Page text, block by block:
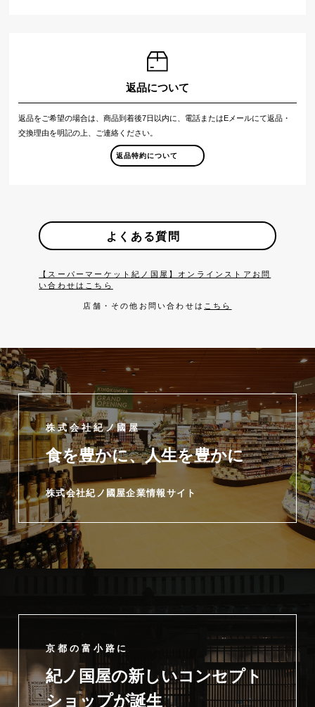
返品について
返品をご希望の場合は、商品到着後7日以内に、電話またはEメールにて返品・
交換理由を明記の上、ご連絡ください。
返品特約について
よくある質問
【スーパーマーケット紀ノ国屋】オンラインストアお問
い合わせはこちら
店舗・その他お問い合わせは こちら
株式会社紀ノ國屋
食を豊かに、人生を豊かに
株式会社紀ノ國屋企業情報サイト
京都の富小路に
紀ノ国屋の新しいコンセプト
ショップが誕生